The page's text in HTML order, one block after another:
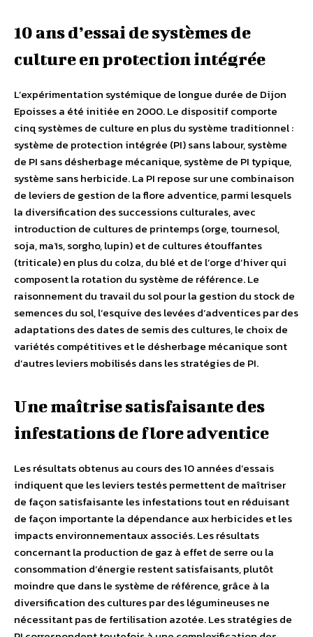
10 ans d’essai de systèmes de
culture en protection intégrée
L’expérimentation systémique de longue durée de Dijon
Epoisses a été initiée en 2000. Le dispositif comporte
cinq systèmes de culture en plus du système traditionnel :
système de protection intégrée (PI) sans labour, système
de PI sans désherbage mécanique, système de PI typique,
système sans herbicide. La PI repose sur une combinaison
de leviers de gestion de la flore adventice, parmi lesquels
la diversification des successions culturales, avec
introduction de cultures de printemps (orge, tournesol,
soja, maïs, sorgho, lupin) et de cultures étouffantes
(triticale) en plus du colza, du blé et de l’orge d’hiver qui
composent la rotation du système de référence. Le
raisonnement du travail du sol pour la gestion du stock de
semences du sol, l’esquive des levées d’adventices par des
adaptations des dates de semis des cultures, le choix de
variétés compétitives et le désherbage mécanique sont
d’autres leviers mobilisés dans les stratégies de PI.
Une maîtrise satisfaisante des
infestations de flore adventice
Les résultats obtenus au cours des 10 années d’essais
indiquent que les leviers testés permettent de maîtriser
de façon satisfaisante les infestations tout en réduisant
de façon importante la dépendance aux herbicides et les
impacts environnementaux associés. Les résultats
concernant la production de gaz à effet de serre ou la
consommation d’énergie restent satisfaisants, plutôt
moindre que dans le système de référence, grâce à la
diversification des cultures par des légumineuses ne
nécessitant pas de fertilisation azotée. Les stratégies de